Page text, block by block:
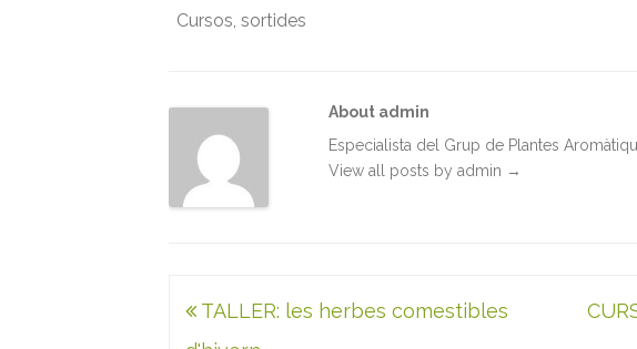
b
k
t
l
p
Cursos, sortides
About admin
Especialista del Grup de Plantes
View all posts by admin →
Navegació
TALLER: les herbes comestibles